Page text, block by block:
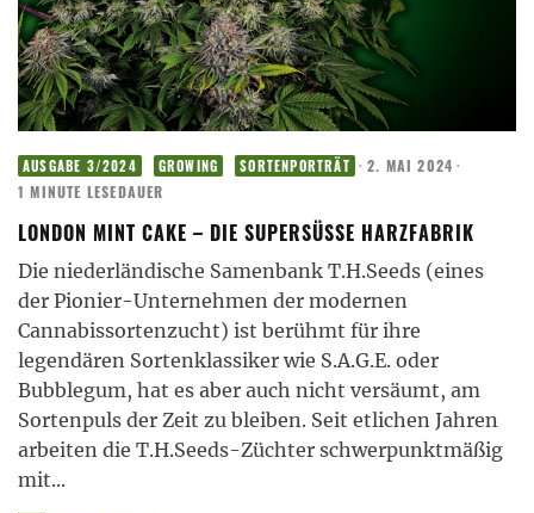
AUSGABE 3/2024 GROWING SORTENPORTRÄT · 2. MAI 2024 ·
1 MINUTE LESEDAUER
LONDON MINT CAKE – DIE SUPERSÜSSE HARZFABRIK
Die niederländische Samenbank T.H.Seeds (eines
der Pionier-Unternehmen der modernen
Cannabissortenzucht) ist berühmt für ihre
legendären Sortenklassiker wie S.A.G.E. oder
Bubblegum, hat es aber auch nicht versäumt, am
Sortenpuls der Zeit zu bleiben. Seit etlichen Jahren
arbeiten die T.H.Seeds-Züchter schwerpunktmäßig
mit...